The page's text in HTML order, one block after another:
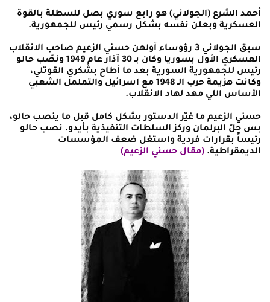
أحمد الشرع (الجولاني) هو رابع سوري بصل للسطلة بالقوة
العسكرية وبعلن نفسه بشكل رسمي رئيس للجمهورية.
سبق الجولاني 3 رؤوساء أولهن حسني الزعيم صاحب الانقلاب
العسكري الأول بسوريا وكان بـ 30 آذار عام 1949 ونصّب حالو
رئيس للجمهورية السورية بعد ما أطاح بشكري القوتلي،
وكانت هزيمة حرب الـ 1948 مع اسرائيل والتململ الشعبي
الأساس اللي مهد لهاد الانقلاب.
حسني الزعيم ما غيّر الدستور بشكل كامل قبل ما ينصب حالو،
بس حلّ البرلمان وركز السلطات التنفيذية بأيدو. نصب حالو
رئيساً بقرارات فردية واستغل ضعف المؤسسات
الديمقراطية. (مقال حسني الزعيم)